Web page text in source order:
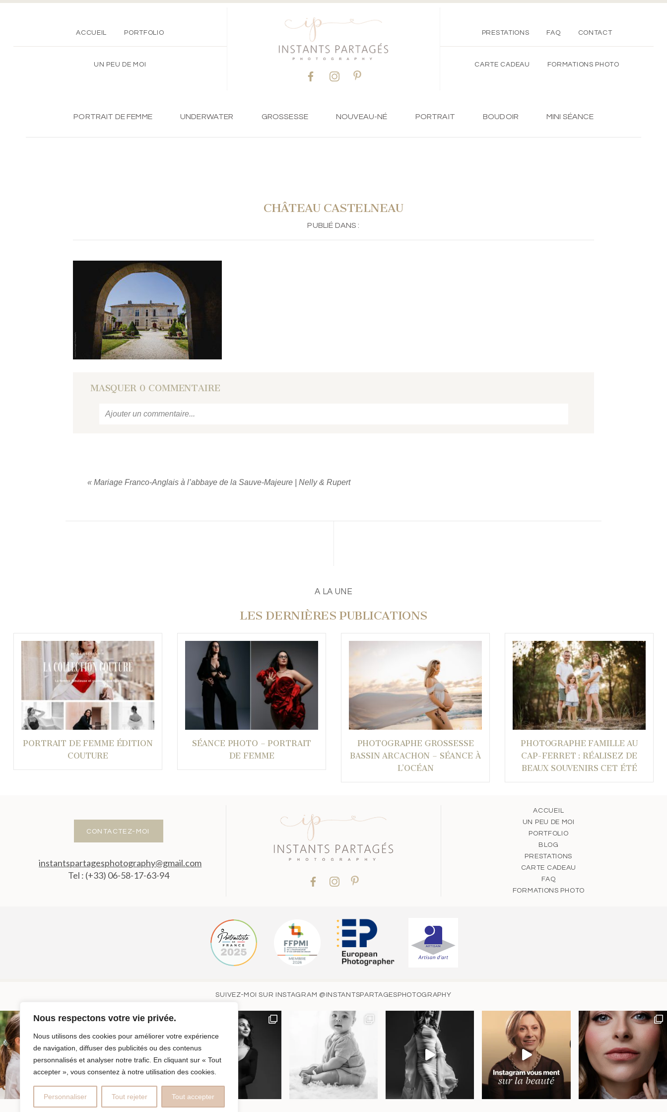
Nous respectons votre vie privée.
Nous utilisons des cookies pour améliorer votre expérience
de navigation, diffuser des publicités ou des contenus
personnalisés et analyser notre trafic. En cliquant sur « Tout
accepter », vous consentez à notre utilisation des cookies.
Personnaliser Tout rejeter Tout accepter
ACCUEIL PORTFOLIO
UN PEU DE MOI
PRESTATIONS FAQ CONTACT
CARTE CADEAU FORMATIONS PHOTO
PORTRAIT DE FEMME UNDERWATER GROSSESSE NOUVEAU-NÉ PORTRAIT BOUDOIR MINI SÉANCE
CHÂTEAU CASTELNEAU
PUBLIÉ DANS :
MASQUER 0 COMMENTAIRE
Ajouter un commentaire...
« Mariage Franco-Anglais à l’abbaye de la Sauve-Majeure | Nelly & Rupert
A LA UNE
LES DERNIÈRES PUBLICATIONS
PORTRAIT DE FEMME ÉDITION
COUTURE
SÉANCE PHOTO – PORTRAIT
DE FEMME
PHOTOGRAPHE GROSSESSE
BASSIN ARCACHON – SÉANCE À
L’OCÉAN
PHOTOGRAPHE FAMILLE AU
CAP-FERRET : RÉALISEZ DE
BEAUX SOUVENIRS CET ÉTÉ
CONTACTEZ-MOI
instantspartagesphotography@gmail.com
Tel : (+33) 06-58-17-63-94
ACCUEIL
UN PEU DE MOI
PORTFOLIO
BLOG
PRESTATIONS
CARTE CADEAU
FAQ
FORMATIONS PHOTO
SUIVEZ-MOI SUR INSTAGRAM @INSTANTSPARTAGESPHOTOGRAPHY